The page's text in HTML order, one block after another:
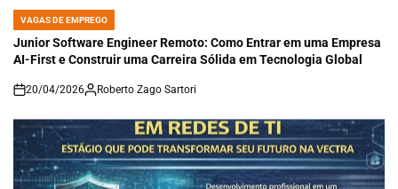
POSTED
VAGAS DE EMPREGO
Junior Software Engineer Remoto: Como Entrar em uma Empresa
AI-First e Construir uma Carreira Sólida em Tecnologia Global
on
20/04/2026 Roberto Zago Sartori